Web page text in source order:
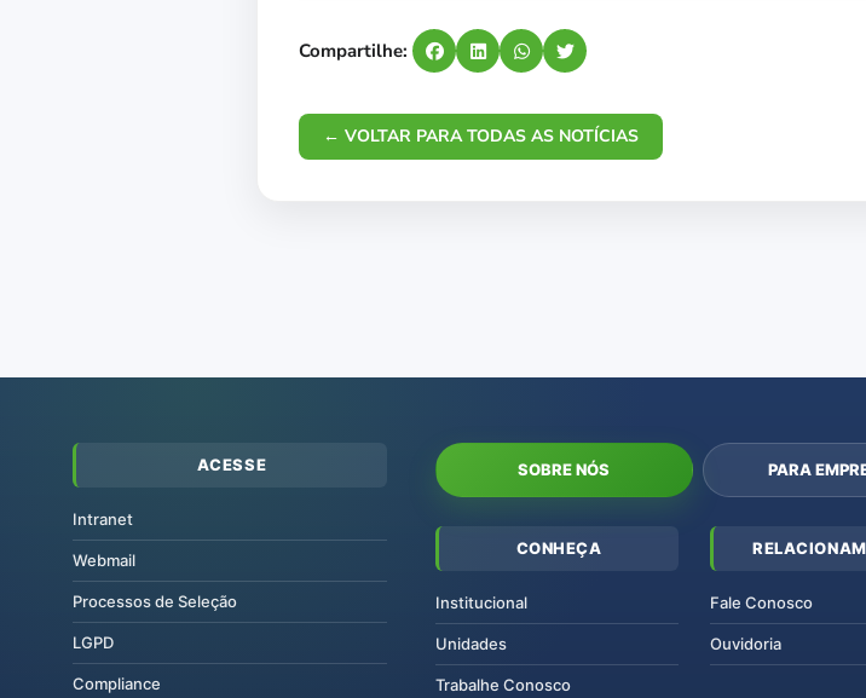
Compartilhe:
← VOLTAR PARA TODAS AS NOTÍCIAS
ACESSE
Intranet
Webmail
Processos de Seleção
LGPD
Compliance
SOBRE NÓS PARA
CONHEÇA
Institucional
Unidades
Trabalhe Conosco
Fale Conosco
Ouvidoria